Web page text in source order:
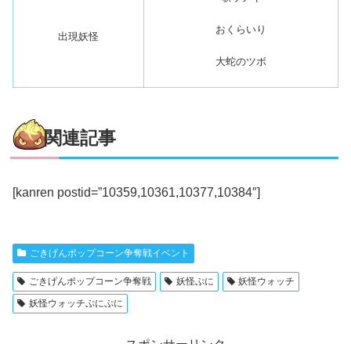
出現妖怪
おくらいり
大蛇のツボ
関連記事
[kanren postid=”10359,10361,10377,10384″]
ごきげんポップコーン争奪戦イベント
ごきげんポップコーン争奪戦 妖怪ぷに
妖怪ウォッチ
妖怪ウォッチぷにぷに